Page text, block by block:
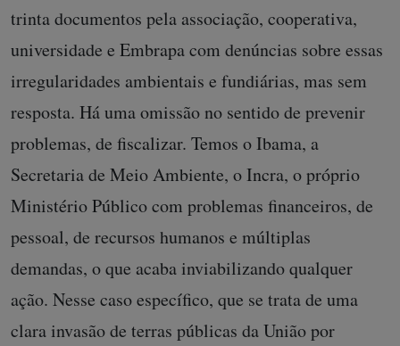
trinta documentos pela associação, cooperativa,
universidade e Embrapa com denúncias sobre essas
irregularidades ambientais e fundiárias, mas sem
resposta. Há uma omissão no sentido de prevenir
problemas, de fiscalizar. Temos o Ibama, a
Secretaria de Meio Ambiente, o Incra, o próprio
Ministério Público com problemas financeiros, de
pessoal, de recursos humanos e múltiplas
demandas, o que acaba inviabilizando qualquer
ação. Nesse caso específico, que se trata de uma
clara invasão de terras públicas da União por